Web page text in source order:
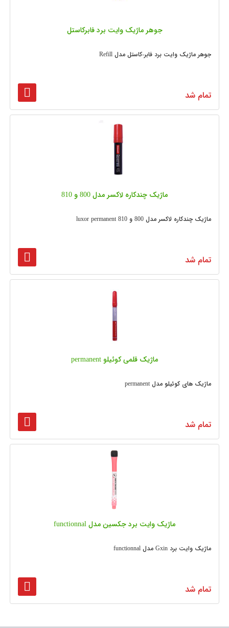
جوهر ماژیک وایت برد فابرکاستل
جوهر ماژیک وایت برد فابر-کاستل مدل Refill
تمام شد
ماژیک چندکاره لاکسر مدل 800 و 810
ماژیک چندکاره لاکسر مدل 800 و 810 luxor permanent
تمام شد
ماژیک قلمی کوئیلو permanent
ماژیک های کوئیلو مدل permanent
تمام شد
ماژیک وایت برد جکسین مدل functionnal
ماژیک وایت برد Gxin مدل functionnal
تمام شد